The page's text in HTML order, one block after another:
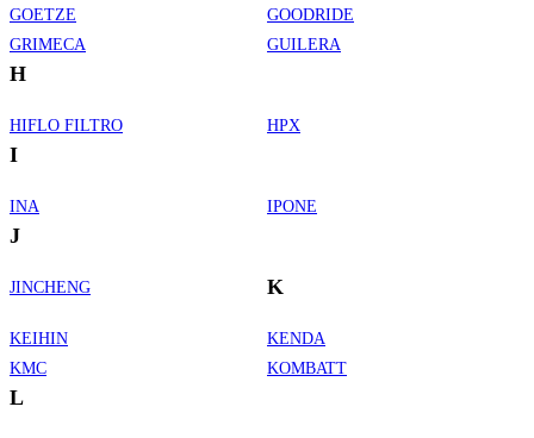
GOETZE
GOODRIDE
GRIMECA
GUILERA
H
HIFLO FILTRO HPX
I
INA IPONE
J
JINCHENG K
KEIHIN
KENDA
KMC
KOMBATT
L